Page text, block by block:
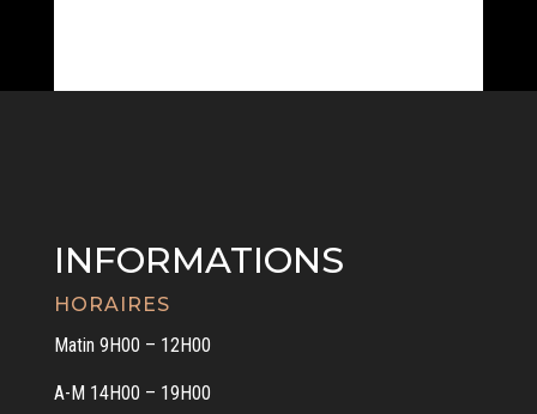
INFORMATIONS
HORAIRES
Matin 9H00 – 12H00
A-M 14H00 – 19H00